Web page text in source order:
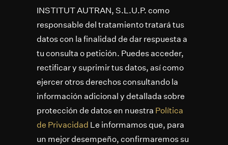
INSTITUT AUTRAN, S.L.U.P. como
responsable del tratamiento tratará tus
datos con la finalidad de dar respuesta a
tu consulta o petición. Puedes acceder,
rectificar y suprimir tus datos, así como
ejercer otros derechos consultando la
información adicional y detallada sobre
protección de datos en nuestra Política
de Privacidad Le informamos que, para
un mejor desempeño, confirmaremos su